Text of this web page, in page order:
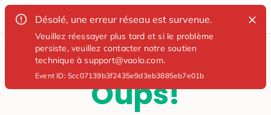
Désolé, une erreur réseau est survenue.
Veuillez réessayer plus tard et si le problème
persiste, veuillez contacter notre soutien
technique à support@vaolo.com.
Event ID: 5cc07139b3f2435e9d3eb3885eb7e01b
Oups!